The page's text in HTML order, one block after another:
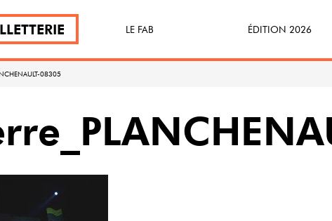
LE FAB
FABécoresponsable
ÉDITION 2026
08305